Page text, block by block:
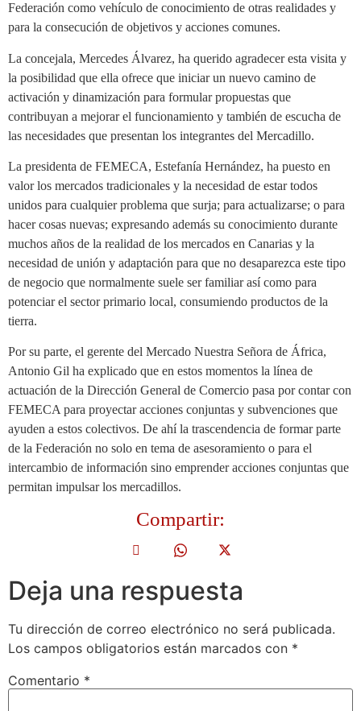
Federación como vehículo de conocimiento de otras realidades y
para la consecución de objetivos y acciones comunes.
La concejala, Mercedes Álvarez, ha querido agradecer esta visita y
la posibilidad que ella ofrece que iniciar un nuevo camino de
activación y dinamización para formular propuestas que
contribuyan a mejorar el funcionamiento y también de escucha de
las necesidades que presentan los integrantes del Mercadillo.
La presidenta de FEMECA, Estefanía Hernández, ha puesto en
valor los mercados tradicionales y la necesidad de estar todos
unidos para cualquier problema que surja; para actualizarse; o para
hacer cosas nuevas; expresando además su conocimiento durante
muchos años de la realidad de los mercados en Canarias y la
necesidad de unión y adaptación para que no desaparezca este tipo
de negocio que normalmente suele ser familiar así como para
potenciar el sector primario local, consumiendo productos de la
tierra.
Por su parte, el gerente del Mercado Nuestra Señora de África,
Antonio Gil ha explicado que en estos momentos la línea de
actuación de la Dirección General de Comercio pasa por contar con
FEMECA para proyectar acciones conjuntas y subvenciones que
ayuden a estos colectivos. De ahí la trascendencia de formar parte
de la Federación no solo en tema de asesoramiento o para el
intercambio de información sino emprender acciones conjuntas que
permitan impulsar los mercadillos.
Compartir:
Deja una respuesta
Tu dirección de correo electrónico no será publicada.
Los campos obligatorios están marcados con *
Comentario *